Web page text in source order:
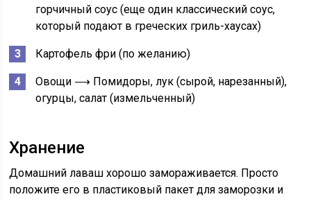
горчичный соус (еще один классический соус,
который подают в греческих гриль-хаусах)
Картофель фри (по желанию)
Овощи ⟶ Помидоры, лук (сырой, нарезанный),
огурцы, салат (измельченный)
Хранение
Домашний лаваш хорошо замораживается. Просто
положите его в пластиковый пакет для заморозки и